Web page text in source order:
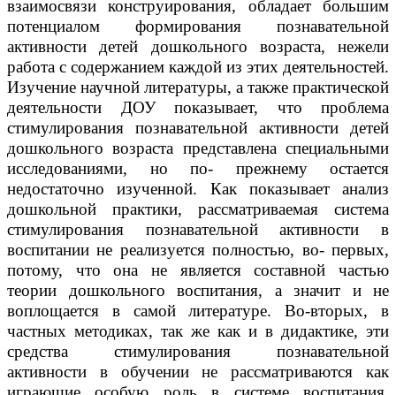
взаимосвязи конструирования, обладает большим
потенциалом формирования познавательной
активности детей дошкольного возраста, нежели
работа с содержанием каждой из этих деятельностей.
Изучение научной литературы, а также практической
деятельности ДОУ показывает, что проблема
стимулирования познавательной активности детей
дошкольного возраста представлена специальными
исследованиями, но по- прежнему остается
недостаточно изученной. Как показывает анализ
дошкольной практики, рассматриваемая система
стимулирования познавательной активности в
воспитании не реализуется полностью, во- первых,
потому, что она не является составной частью
теории дошкольного воспитания, а значит и не
воплощается в самой литературе. Во-вторых, в
частных методиках, так же как и в дидактике, эти
средства стимулирования познавательной
активности в обучении не рассматриваются как